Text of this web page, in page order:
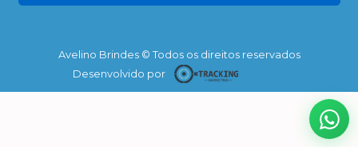
Avelino Brindes © Todos os direitos reservados
Desenvolvido por